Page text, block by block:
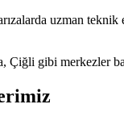
uzman
Çiğli gibi merkezler